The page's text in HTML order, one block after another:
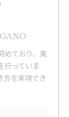
めており、美
行っていま
方を実現でき